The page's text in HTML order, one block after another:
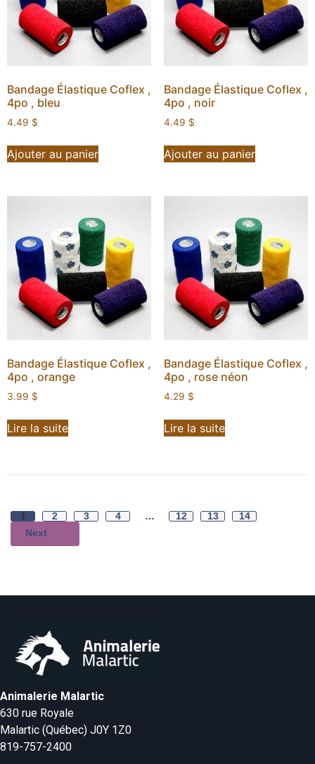
Bandage Élastique Coflex ,
4po , bleu
4.49 $
Ajouter au panier
Bandage Élastique Coflex ,
4po , noir
4.49 $
Ajouter au panier
Bandage Élastique Coflex ,
4po , orange
3.99 $
Lire la suite
Bandage Élastique Coflex ,
4po , rose néon
4.29 $
Lire la suite
1 2 3 4 … 12 13
14
Next
Animalerie Malartic
630 rue Royale
Malartic (Québec) J0Y 1Z0
819-757-2400